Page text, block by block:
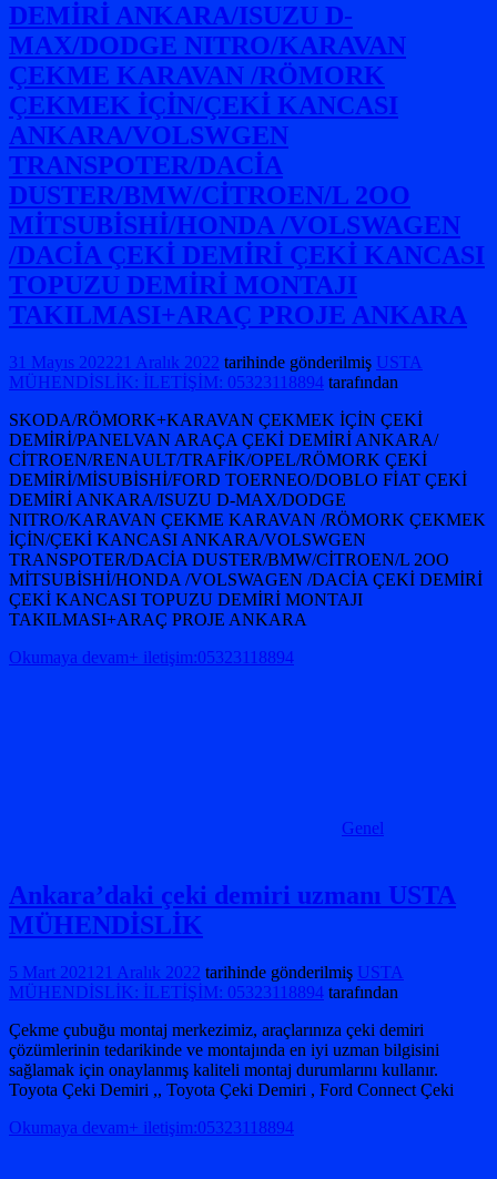
DEMİRİ ANKARA/ISUZU D-
MAX/DODGE NITRO/KARAVAN
ÇEKME KARAVAN /RÖMORK
ÇEKMEK İÇİN/ÇEKİ KANCASI
ANKARA/VOLSWGEN
TRANSPOTER/DACİA
DUSTER/BMW/CİTROEN/L 2OO
MİTSUBİSHİ/HONDA /VOLSWAGEN
/DACİA ÇEKİ DEMİRİ ÇEKİ KANCASI
TOPUZU DEMİRİ MONTAJI
TAKILMASI+ARAÇ PROJE ANKARA
31 Mayıs 202221 Aralık 2022 tarihinde gönderilmiş USTA
MÜHENDİSLİK: İLETİŞİM: 05323118894 tarafından
SKODA/RÖMORK+KARAVAN ÇEKMEK İÇİN ÇEKİ
DEMİRİ/PANELVAN ARAÇA ÇEKİ DEMİRİ ANKARA/
CİTROEN/RENAULT/TRAFİK/OPEL/RÖMORK ÇEKİ
DEMİRİ/MİSUBİSHİ/FORD TOERNEO/DOBLO FİAT ÇEKİ
DEMİRİ ANKARA/ISUZU D-MAX/DODGE
NITRO/KARAVAN ÇEKME KARAVAN /RÖMORK ÇEKMEK
İÇİN/ÇEKİ KANCASI ANKARA/VOLSWGEN
TRANSPOTER/DACİA DUSTER/BMW/CİTROEN/L 2OO
MİTSUBİSHİ/HONDA /VOLSWAGEN /DACİA ÇEKİ DEMİRİ
ÇEKİ KANCASI TOPUZU DEMİRİ MONTAJI
TAKILMASI+ARAÇ PROJE ANKARA
Okumaya devam+ iletişim:05323118894
Genel
Ankara’daki çeki demiri uzmanı USTA
MÜHENDİSLİK
5 Mart 2021 21 Aralık 2022 tarihinde gönderilmiş USTA
MÜHENDİSLİK: İLETİŞİM: 05323118894 tarafından
Çekme çubuğu montaj merkezimiz, araçlarınıza çeki demiri
çözümlerinin tedarikinde ve montajında ​​en iyi uzman bilgisini
sağlamak için onaylanmış kaliteli montaj durumlarını kullanır.
Toyota Çeki Demiri ,, Toyota Çeki Demiri , Ford Connect Çeki
Okumaya devam+ iletişim:05323118894